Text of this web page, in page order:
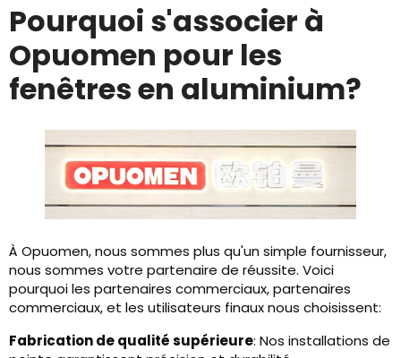
Pourquoi s'associer à
Opuomen pour les
fenêtres en aluminium?
À Opuomen, nous sommes plus qu'un simple fournisseur,
nous sommes votre partenaire de réussite. Voici
pourquoi les partenaires commerciaux, partenaires
commerciaux, et les utilisateurs finaux nous choisissent:
Fabrication de qualité supérieure: Nos installations de